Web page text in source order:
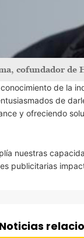
cofundador de
de la
de
y ofreciendo
nuestras
publicitarias
Noticias